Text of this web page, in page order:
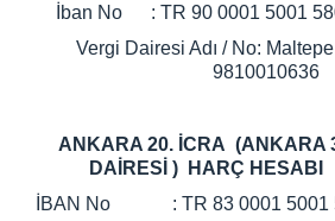
İban No : TR 90 0001 5001
Vergi Dairesi Adı / No:
9810010636
ANKARA 20. İCRA (ANKARA
DAİRESİ ) HARÇ
İBAN No : TR 83 0001 5001